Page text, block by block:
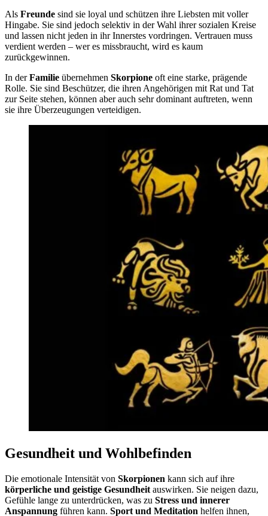
Als Freunde sind sie loyal und schützen ihre Liebsten mit voller
Hingabe. Sie sind jedoch selektiv in der Wahl ihrer sozialen Kreise
und lassen nicht jeden in ihr Innerstes vordringen. Vertrauen muss
verdient werden – wer es missbraucht, wird es kaum
zurückgewinnen.
In derFamilie übernehmen Skorpione oft eine starke, prägende
Rolle. Sie sind Beschützer, die ihren Angehörigen mit Rat und Tat
zur Seite stehen, können aber auch sehr dominant auftreten, wenn
sie ihre Überzeugungen verteidigen.
Gesundheit und Wohlbefinden
Die emotionale Intensität von Skorpionen kann sich auf ihre
körperliche und geistige Gesundheit auswirken. Sie neigen dazu,
Gefühle lange zu unterdrücken, was zu Stress und innerer
Anspannung führen kann. Sport und Meditation helfen ihnen,